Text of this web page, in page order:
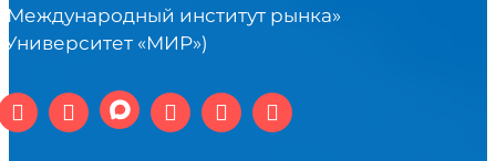
институт рынка»
«МИР»)